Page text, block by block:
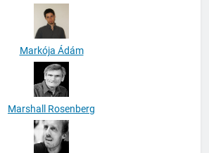
Markója Ádám
Marshall Rosenberg